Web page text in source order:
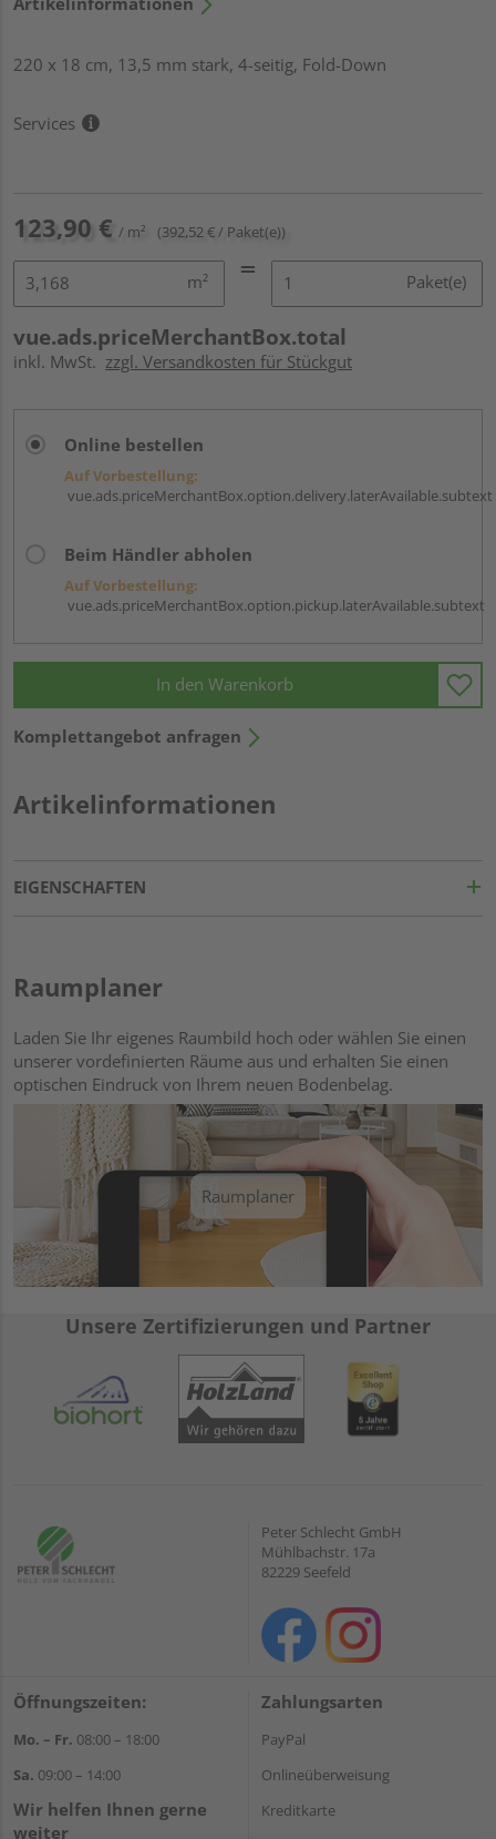
220 x 18 cm, 13,5 mm stark, 4-seitig, Fold-Down
Services
123,90 € / m² (392,52 € / Paket(e))
m² Paket(e)
vue.ads.priceMerchantBox.total
inkl. MwSt. zzgl. Versandkosten für Stückgut
Online bestellen
Auf Vorbestellung:
vue.ads.priceMerchantBox.option.delivery.laterAvailable.subtext
Beim Händler abholen
Auf Vorbestellung:
vue.ads.priceMerchantBox.option.pickup.laterAvailable.subtext
In den Warenkorb
Komplettangebot anfragen
Artikelinformationen
EIGENSCHAFTEN
Raumplaner
Laden Sie Ihr eigenes Raumbild hoch oder wählen Sie einen
unserer vordefinierten Räume aus und erhalten Sie einen
optischen Eindruck von Ihrem neuen Bodenbelag.
Raumplaner
Unsere Zertifizierungen und Partner
Peter Schlecht GmbH
Mühlbachstr. 17a
82229 Seefeld
Öffnungszeiten:
Mo. – Fr. 08:00 – 18:00
Sa. 09:00 – 14:00
Wir helfen Ihnen gerne
weiter
Zahlungsarten
PayPal
Onlineüberweisung
Kreditkarte